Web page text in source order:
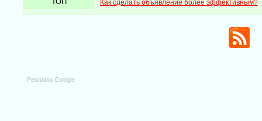
Как сделать объявление более эффективным?
Реклама Google